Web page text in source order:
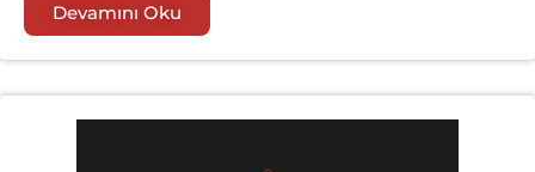
Devamını Oku